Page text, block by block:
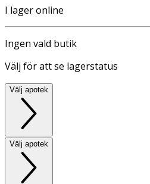
I lager online
Ingen vald butik
Välj för att se lagerstatus
Välj apotek
Välj apotek